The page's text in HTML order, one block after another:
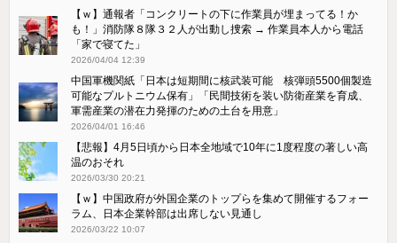
【ｗ】通報者「コンクリートの下に作業員が埋まってる！か
も！」消防隊８隊３２人が出動し捜索 → 作業員本人から電話
「家で寝てた」
2026/04/04 12:39
中国軍機関紙「日本は短期間に核武装可能 核弾頭5500個製造
可能なプルトニウム保有」「民間技術を装い防衛産業を育成、
軍需産業の潜在力発揮のための土台を用意」
2026/04/01 16:46
【悲報】4月5日頃から日本全地域で10年に1度程度の著しい高
温のおそれ
2026/03/30 20:21
【ｗ】中国政府が外国企業のトップらを集めて開催するフォー
ラム、日本企業幹部は出席しない見通し
2026/03/22 10:07